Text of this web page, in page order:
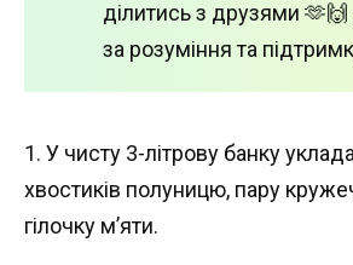
ділитись з друзями
за розуміння та
1. У чисту 3-літрову банку
хвостиків полуницю, пару
гілочку м’яти.